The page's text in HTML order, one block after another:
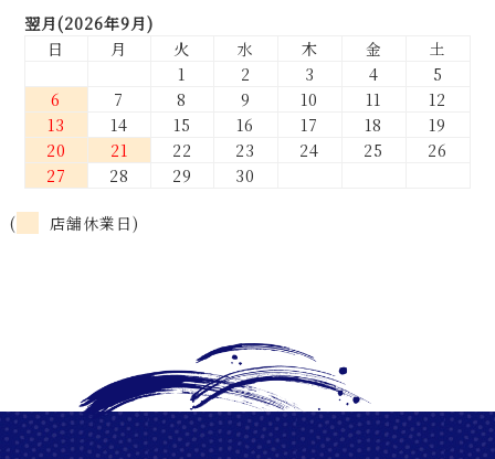
翌月(2026年9月)
日
月 火 水 木 金
土
1
2 3 4
5
6
7 8 9 10 11
12
13
14 15 16 17 18
19
20
21 22 23 24 25
26
27
28 29 30
( 店舗休業日)